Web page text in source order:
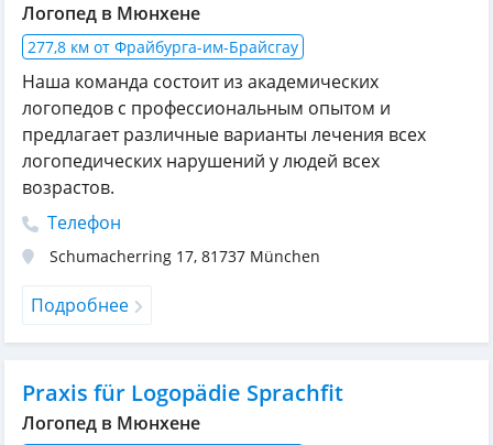
Логопед в Мюнхене
277,8 км от Фрайбурга-им-Брайсгау
Наша команда состоит из академических
логопедов с профессиональным опытом и
предлагает различные варианты лечения всех
логопедических нарушений у людей всех
возрастов.
Телефон
Schumacherring 17, 81737 München
Подробнее
Praxis für Logopädie Sprachfit
Логопед в Мюнхене